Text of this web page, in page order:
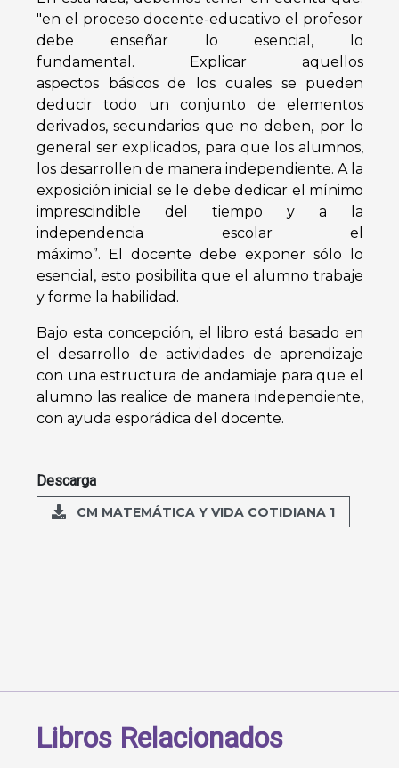
"en el proceso docente-educativo el profesor
debe enseñar lo esencial, lo
fundamental. Explicar aquellos
aspectos básicos de los cuales se pueden
deducir todo un conjunto de elementos
derivados,secundarios que no deben, por lo
general ser explicados, para que los alumnos,
los desarrollen de manera independiente. A la
exposición inicial se le debe dedicar el mínimo
imprescindible del tiempo y a la
independencia escolar el
máximo”. El docente debe exponer sólo lo
esencial, esto posibilita que el alumno trabaje
y forme la habilidad.
Bajo esta concepción, el libro está basado en
el desarrollo de actividades deaprendizaje
con una estructura de andamiaje para que el
alumno las realice de manera independiente,
con ayuda esporádica del docente.
Descarga
CM MATEMÁTICA Y VIDA COTIDIANA 1
Libros Relacionados